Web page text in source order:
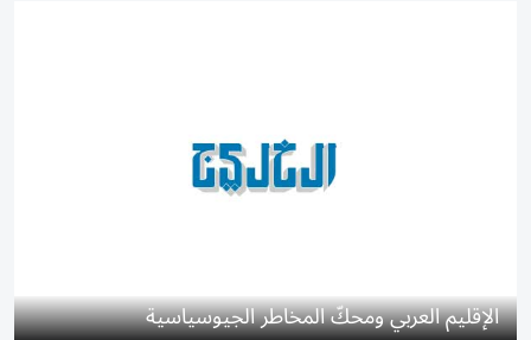
الإقليم العربي ومحكّ المخاطر الجيوسياسية